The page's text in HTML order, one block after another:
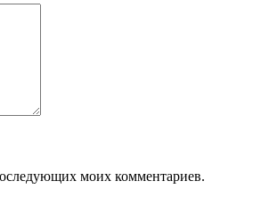
моих комментариев.